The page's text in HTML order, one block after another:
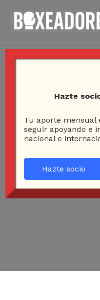
Hazte
Tu aporte mensual
seguir apoyando e
nacional e
Hazte socio